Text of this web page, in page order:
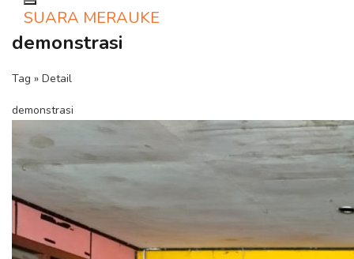
Toggle navigation
SUARA MERAUKE
demonstrasi
Tag » Detail
demonstrasi